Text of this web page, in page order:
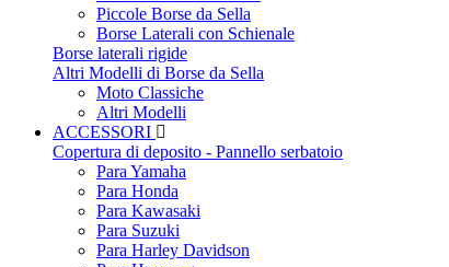
Piccole Borse da Sella
Borse Laterali con Schienale
Borse laterali rigide
Altri Modelli di Borse da Sella
Moto Classiche
Altri Modelli
ACCESSORI
Copertura di deposito - Pannello serbatoio
Para Yamaha
Para Honda
Para Kawasaki
Para Suzuki
Para Harley Davidson